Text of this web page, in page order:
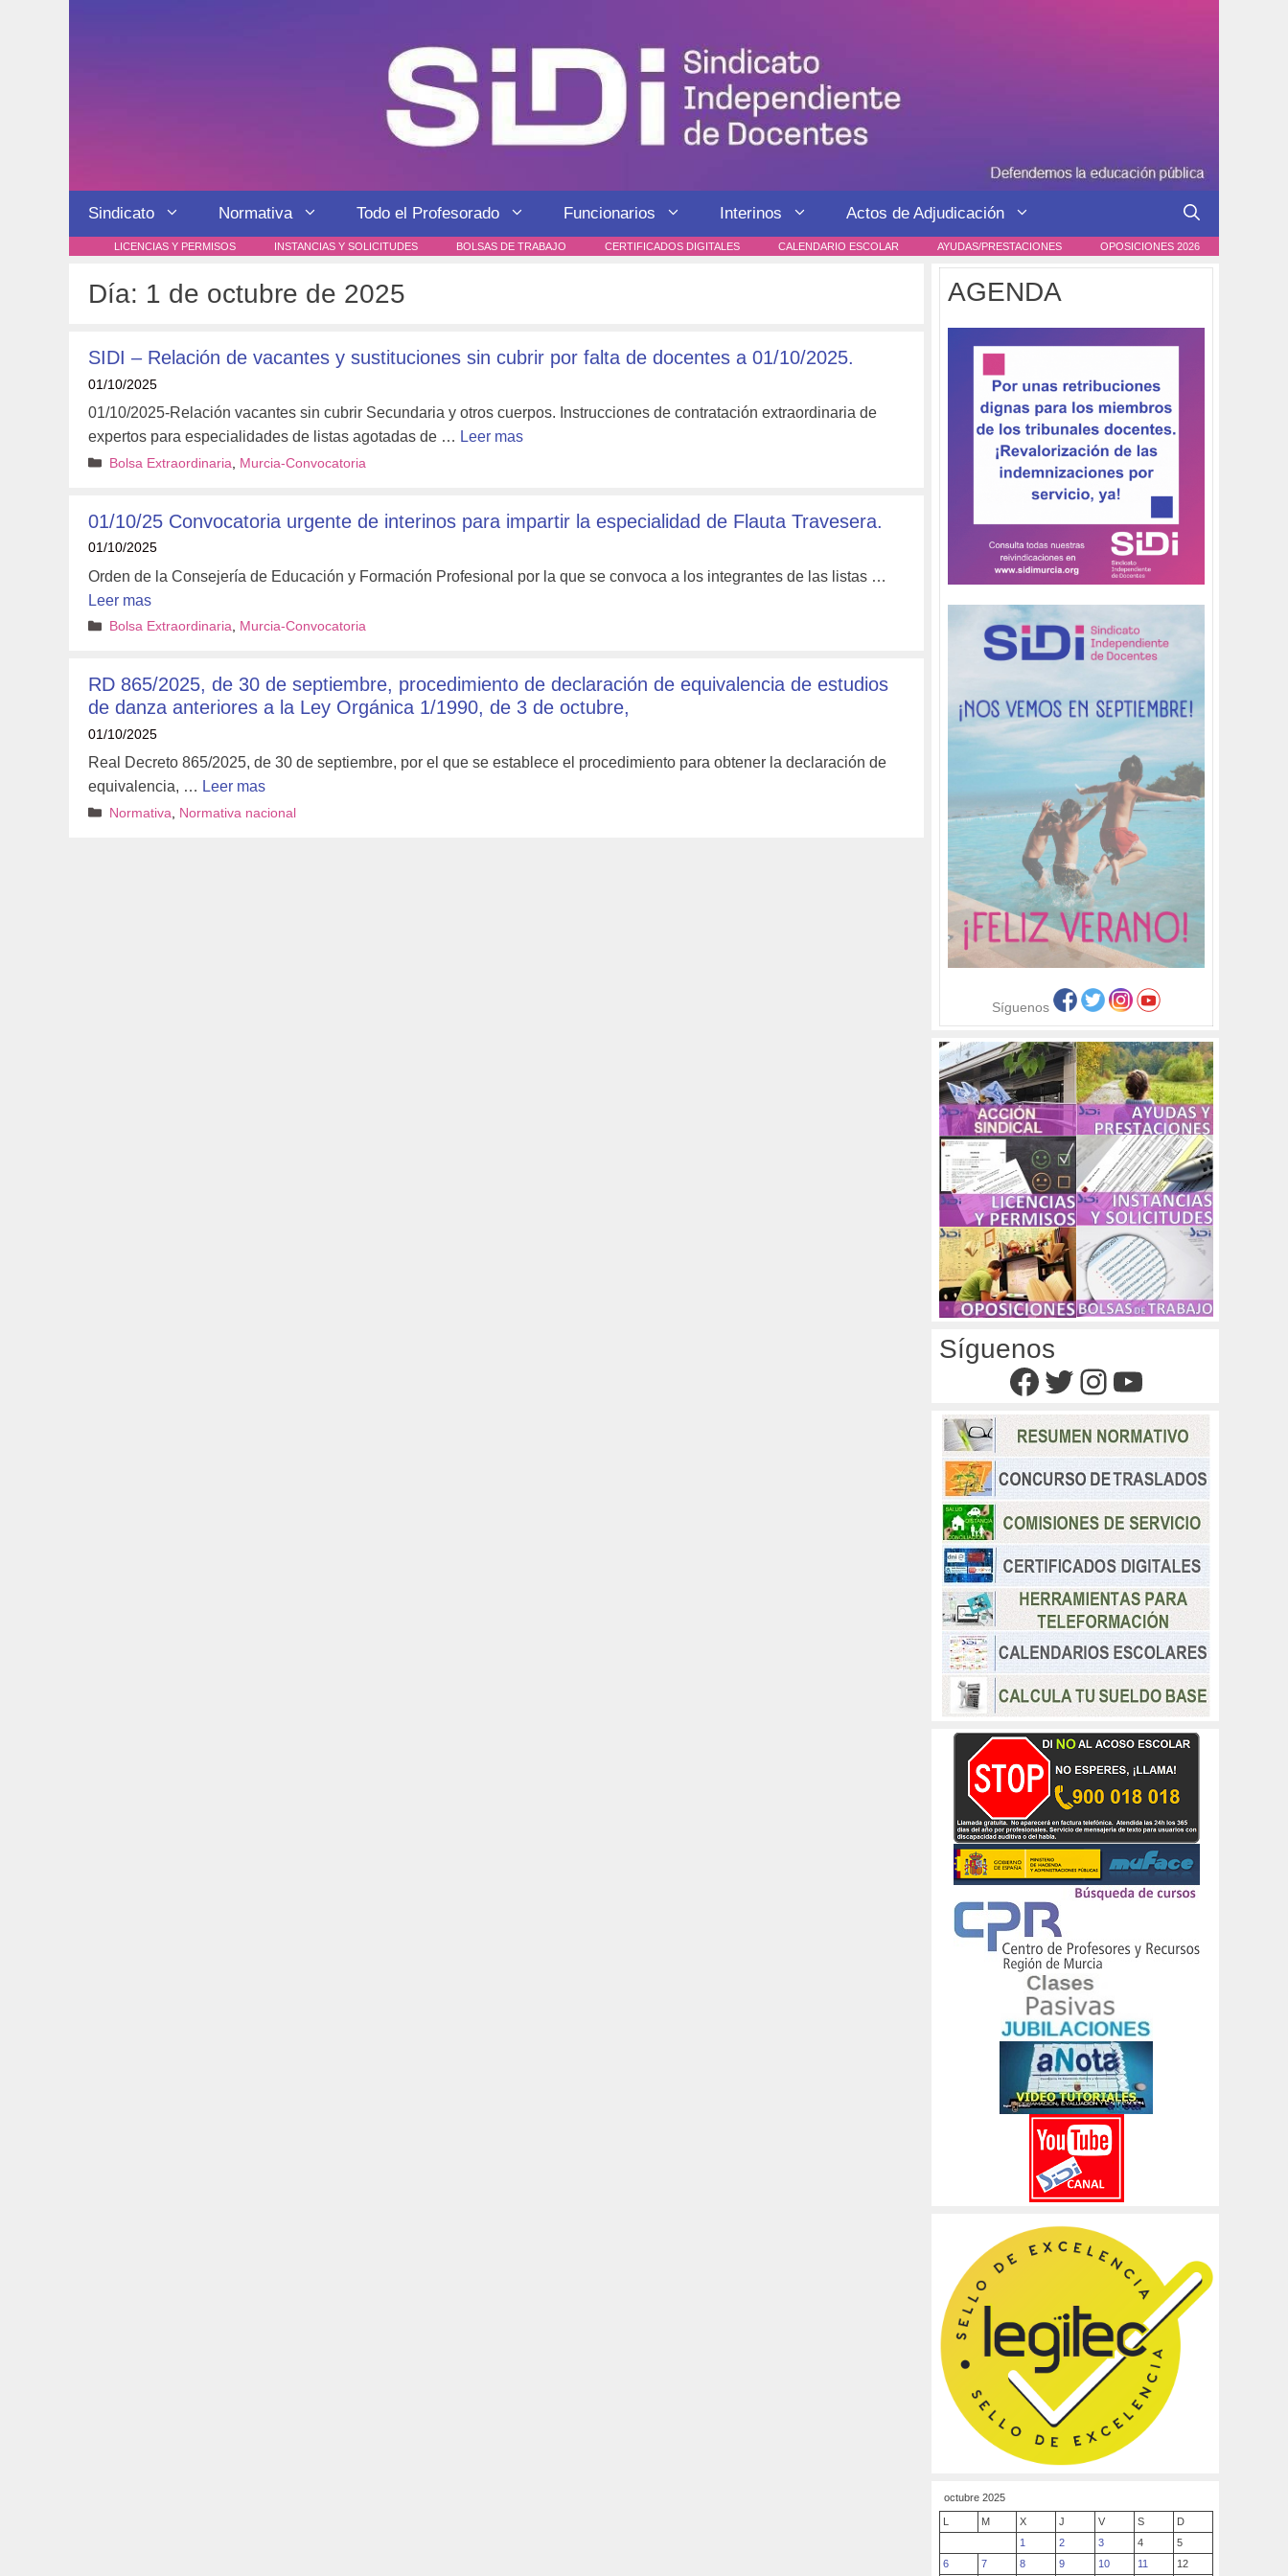
Sindicato Normativa Todo el Profesorado Funcionarios Interinos Actos de Adjudicación
LICENCIAS Y PERMISOS INSTANCIAS Y SOLICITUDES BOLSAS DE TRABAJO CERTIFICADOS DIGITALES CALENDARIO ESCOLAR AYUDAS/PRESTACIONES OPOSICIONES 2026
Día: 1 de octubre de 2025
SIDI – Relación de vacantes y sustituciones sin cubrir por falta de docentes a 01/10/2025.
01/10/2025
01/10/2025-Relación vacantes sin cubrir Secundaria y otros cuerpos. Instrucciones de contratación extraordinaria de
expertos para especialidades de listas agotadas de … Leer mas
Categorías
Bolsa Extraordinaria Murcia-Convocatoria
01/10/25 Convocatoria urgente de interinos para impartir la especialidad de Flauta Travesera.
01/10/2025
Orden de la Consejería de Educación y Formación Profesional por la que se convoca a los integrantes de las listas …
Leer mas
Categorías
Bolsa Extraordinaria, Murcia-Convocatoria
RD 865/2025, de 30 de septiembre, procedimiento de declaración de equivalencia de estudios
de danza anteriores a la Ley Orgánica 1/1990, de 3 de octubre,
01/10/2025
Real Decreto 865/2025, de 30 de septiembre, por el que se establece el procedimiento para obtener la declaración de
equivalencia, … Leer mas
Categorías
Normativa Normativa nacional
AGENDA
Síguenos
Síguenos
Facebook
Twitter
Instagram
YouTube
octubre 2025
L M X J V S
D
1
2 3 4
5
6
7 8 9 10 11 12